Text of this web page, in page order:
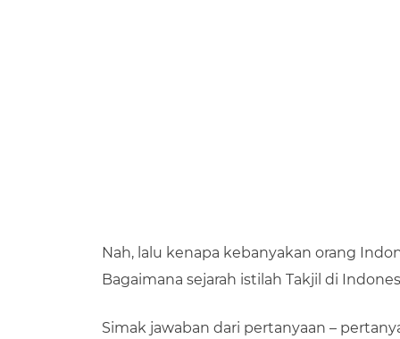
Nah, lalu kenapa kebanyakan orang
Bagaimana sejarah istilah Takjil di
Simak jawaban dari pertanyaan –